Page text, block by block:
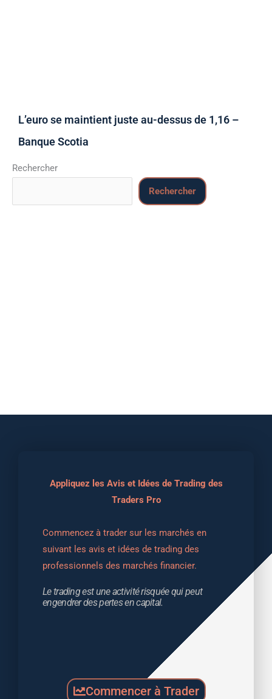
L’euro se maintient juste au-dessus de 1,16 –
Banque Scotia
Rechercher
Rechercher
Appliquez les Avis et Idées de Trading des
Traders Pro
Commencez à trader sur les marchés en
suivant les avis et idées de trading des
professionnels des marchés financier.
Le trading est une activité risquée qui peut
engendrer des pertes en capital.
Commencer à Trader